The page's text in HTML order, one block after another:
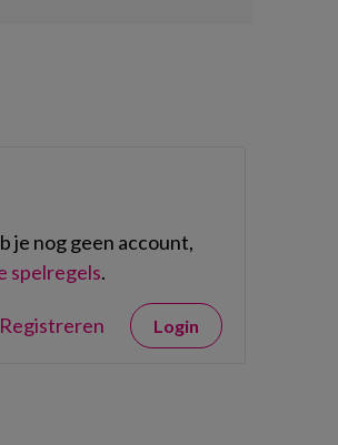
je nog geen account,
spelregels.
Registreren Login